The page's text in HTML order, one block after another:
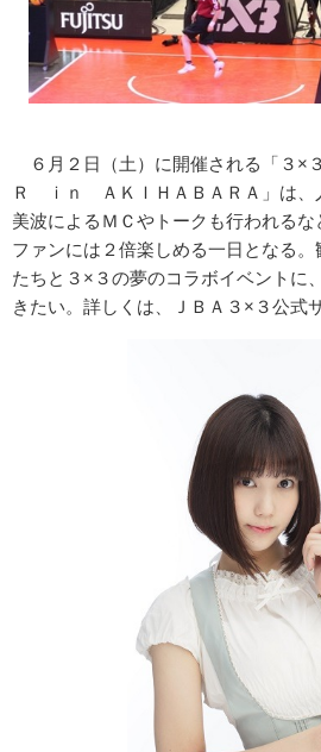
６月２日（土）に開催される「３×
Ｒ ｉｎ ＡＫＩＨＡＢＡＲＡ」は、
美波によるＭＣやトークも行われる
ファンには２倍楽しめる一日となる
たちと３×３の夢のコラボイベントに
きたい。詳しくは、ＪＢＡ３×３公式